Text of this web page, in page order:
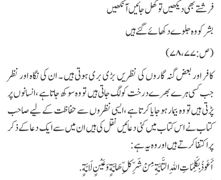
فرشتے بھی دیکھیں تو کھل جائیں آنکھیں
بشر کو وہ جلوے دکھائے گئے ہیں
(ص:۷۷، ۷۸)
کا فر اور بعض گنہ گاروں کی نظریں بڑی بری ہوتی ہیں ۔ ان کی نگاہ اور نظر
جب کسی ہرے بھرے درخت کو لگ جاتی ہیں تو وہ سوکھ جاتا ہے ، انسانوں پر
پڑتی ہیں تو وہ بیمار ہو جایا کرتا ہے ،ایسی نظروں سے حفاظت کے لیے صاحب
کتاب نے اس کتاب میں کئی دعائیں نقل کی ہیں ان میں سے ایک دعاکے ذکر
پر اکتفا کرتے ہیں اور وہ یہ ہے:
أَعُوذُ بِكَلِمَاتِ اللهِ التَّامَّةِ مِنْ شَرِّ كلِّ هَامَّةٍ وَعَيْنٍ لَامَّةٍ.